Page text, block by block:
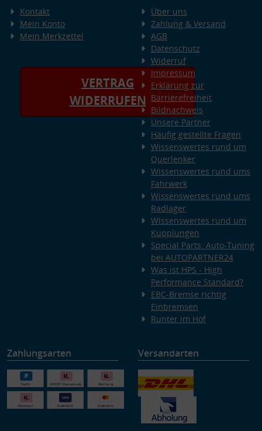
Kontakt
Mein Konto
Mein Merkzettel
VERTRAG
WIDERRUFEN
Über uns
Zahlung & Versand
AGB
Datenschutz
Widerruf
Impressum
Erklärung zur
Barrierefreiheit
Bildnachweis
Unsere Partner
Häufig gestellte Fragen
Wissenswertes rund um
Querlenker
Wissenswertes rund ums
Fahrwerk
Wissenswertes rund ums
Radlager
Wissenswertes rund um
Kupplungen
Special Parts: Auto-Tuning
bei AUTOPARTNER24
Was ist HPS - High
Performance Standard?
EBC-Bremse richtig
Einbremsen
Runter im Hof
Zahlungsarten Versandarten